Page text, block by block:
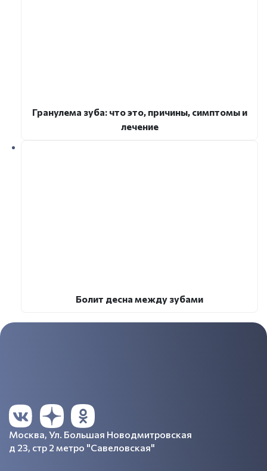
Гранулема зуба: что это, причины, симптомы и
лечение
Болит десна между зубами
Москва, Ул. Большая Новодмитровская
д 23, стр 2 метро "Савеловская"